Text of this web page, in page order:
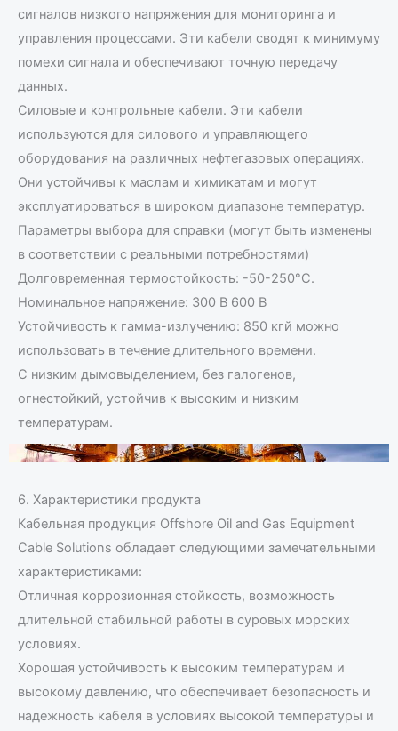
сигналов низкого напряжения для мониторинга и
управления процессами. Эти кабели сводят к минимуму
помехи сигнала и обеспечивают точную передачу
данных.
Силовые и контрольные кабели. Эти кабели
используются для силового и управляющего
оборудования на различных нефтегазовых операциях.
Они устойчивы к маслам и химикатам и могут
эксплуатироваться в широком диапазоне температур.
Параметры выбора для справки (могут быть изменены
в соответствии с реальными потребностями)
Долговременная термостойкость: -50-250°C.
Номинальное напряжение: 300 В 600 В
Устойчивость к гамма-излучению: 850 кгй можно
использовать в течение длительного времени.
С низким дымовыделением, без галогенов,
огнестойкий, устойчив к высоким и низким
температурам.
6. Характеристики продукта
Кабельная продукция Offshore Oil and Gas Equipment
Cable Solutions обладает следующими замечательными
характеристиками:
Отличная коррозионная стойкость, возможность
длительной стабильной работы в суровых морских
условиях.
Хорошая устойчивость к высоким температурам и
высокому давлению, что обеспечивает безопасность и
надежность кабеля в условиях высокой температуры и